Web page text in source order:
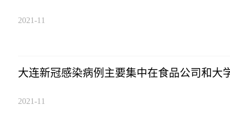
2021-11
大连新冠感染病例主要集中在食品公司和大
2021-11